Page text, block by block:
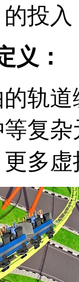
投
义：
轨
复
多